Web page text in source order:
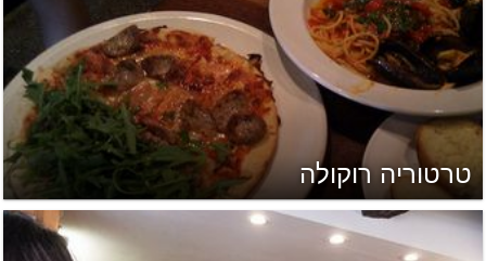
טרטוריה רוקולה